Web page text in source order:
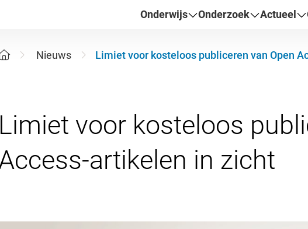
Onderwijs Onderzoek Actueel
Nieuws Limiet voor kosteloos publiceren van Open
Limiet voor kosteloos